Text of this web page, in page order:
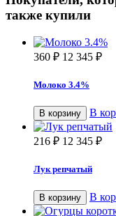
также купили
360 ₽ 12 345 ₽
Молоко 3.4%
В корзину В
216 ₽ 12 345 ₽
Лук репчатый
В корзину В